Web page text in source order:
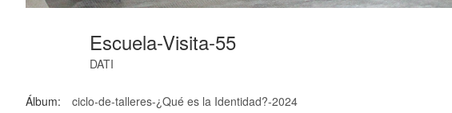
Escuela-Visita-55
DATI
Álbum: ciclo-de-talleres-¿Qué es la Identidad?-2024